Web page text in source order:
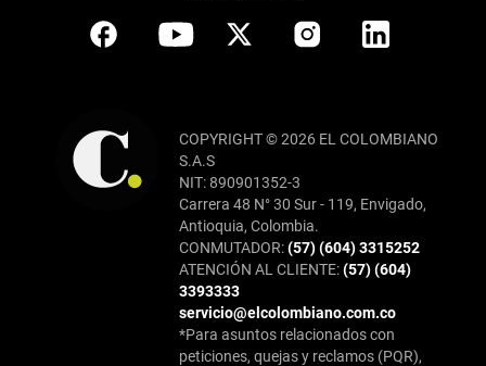
COPYRIGHT © 2026 EL COLOMBIANO
S.A.S
NIT: 890901352-3
Carrera 48 N° 30 Sur - 119, Envigado,
Antioquia, Colombia.
CONMUTADOR:(57) (604) 3315252
ATENCIÓN AL CLIENTE:(57) (604)
3393333
servicio@elcolombiano.com.co
*Para asuntos relacionados con
peticiones, quejas y reclamos (PQR),